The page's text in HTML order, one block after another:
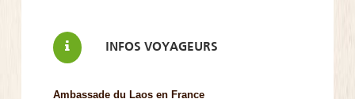
INFOS VOYAGEURS
Ambassade du Laos en France